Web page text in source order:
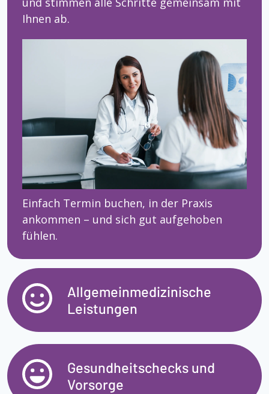
Ihnen ab.
Einfach Termin buchen, in der Praxis
ankommen – und sich gut aufgehoben
fühlen.
Allgemeinmedizinische
Leistungen
Gesundheitschecks und
Vorsorge